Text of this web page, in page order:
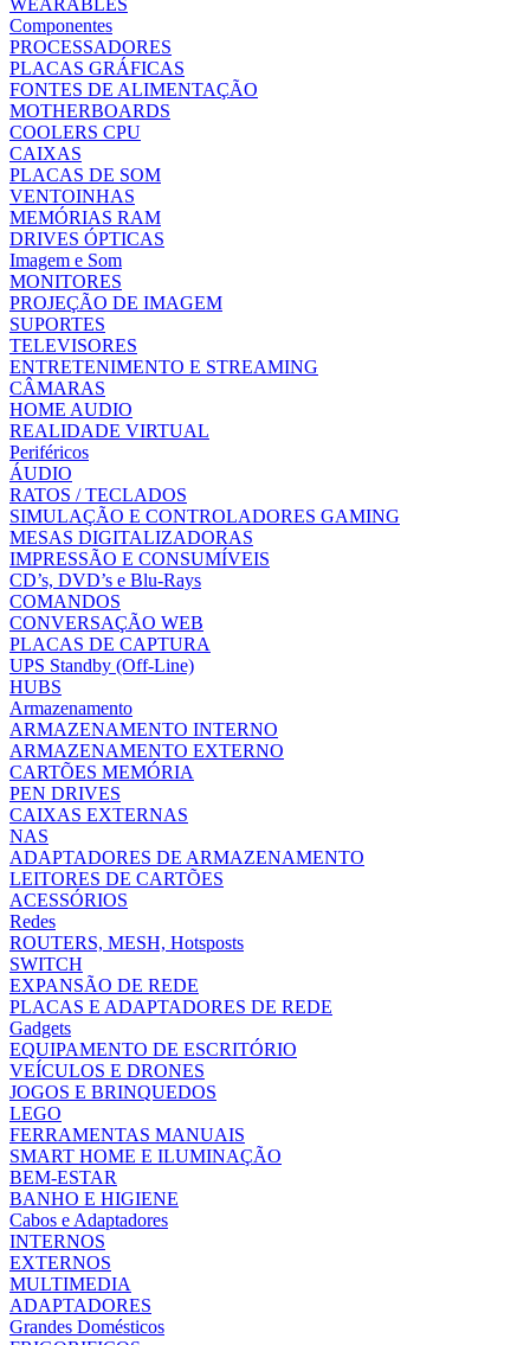
WEARABLES
Componentes
PROCESSADORES
PLACAS GRÁFICAS
FONTES DE ALIMENTAÇÃO
MOTHERBOARDS
COOLERS CPU
CAIXAS
PLACAS DE SOM
VENTOINHAS
MEMÓRIAS RAM
DRIVES ÓPTICAS
Imagem e Som
MONITORES
PROJEÇÃO DE IMAGEM
SUPORTES
TELEVISORES
ENTRETENIMENTO E STREAMING
CÂMARAS
HOME AUDIO
REALIDADE VIRTUAL
Periféricos
ÁUDIO
RATOS / TECLADOS
SIMULAÇÃO E CONTROLADORES GAMING
MESAS DIGITALIZADORAS
IMPRESSÃO E CONSUMÍVEIS
CD’s, DVD’s e Blu-Rays
COMANDOS
CONVERSAÇÃO WEB
PLACAS DE CAPTURA
UPS Standby (Off-Line)
HUBS
Armazenamento
ARMAZENAMENTO INTERNO
ARMAZENAMENTO EXTERNO
CARTÕES MEMÓRIA
PEN DRIVES
CAIXAS EXTERNAS
NAS
ADAPTADORES DE ARMAZENAMENTO
LEITORES DE CARTÕES
ACESSÓRIOS
Redes
ROUTERS, MESH, Hotsposts
SWITCH
EXPANSÃO DE REDE
PLACAS E ADAPTADORES DE REDE
Gadgets
EQUIPAMENTO DE ESCRITÓRIO
VEÍCULOS E DRONES
JOGOS E BRINQUEDOS
LEGO
FERRAMENTAS MANUAIS
SMART HOME E ILUMINAÇÃO
BEM-ESTAR
BANHO E HIGIENE
Cabos e Adaptadores
INTERNOS
EXTERNOS
MULTIMEDIA
ADAPTADORES
Grandes Domésticos